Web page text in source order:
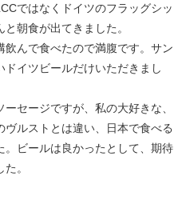
ではなくドイツのフラッグシッ
朝食が出てきました。
んで食べたので満腹です。サン
ドイツビールだけいただきまし
セージですが、私の大好きな、
ルストとは違い、日本で食べる
。ビールは良かったとして、期待
。